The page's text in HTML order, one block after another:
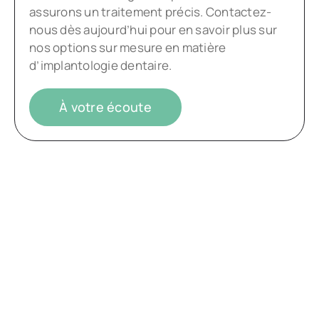
assurons un traitement précis. Contactez-
nous dès aujourd’hui pour en savoir plus sur
nos options sur mesure en matière
d’implantologie dentaire.
À votre écoute